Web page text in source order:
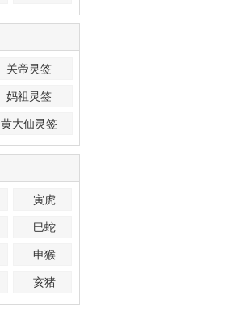
关帝灵签
妈祖灵签
黄大仙灵签
寅虎
巳蛇
申猴
亥猪